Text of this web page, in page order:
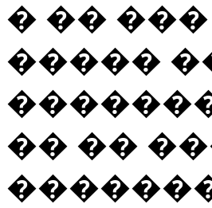
� ��
�����
�� ��